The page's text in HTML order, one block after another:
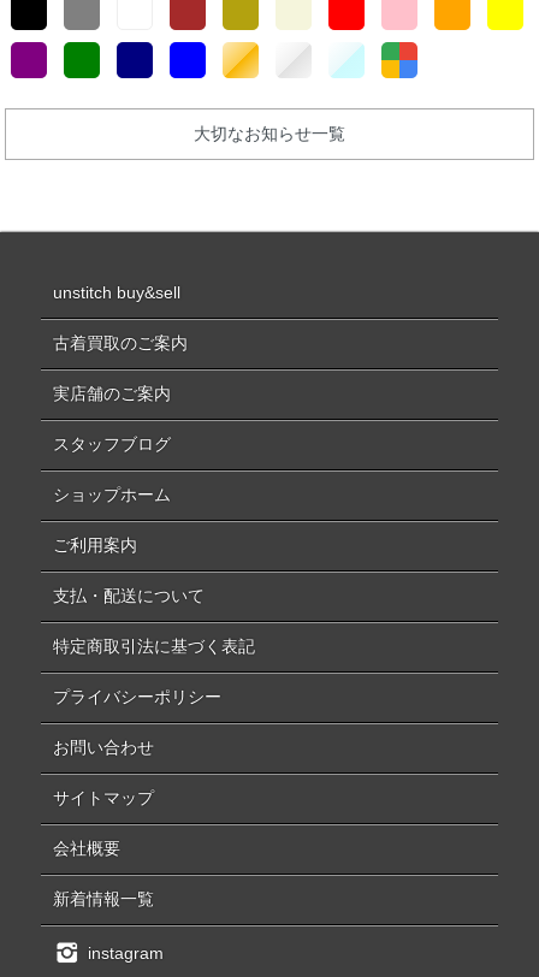
大切なお知らせ一覧
unstitch buy&sell
古着買取のご案内
実店舗のご案内
スタッフブログ
ショップホーム
ご利用案内
支払・配送について
特定商取引法に基づく表記
プライバシーポリシー
お問い合わせ
サイトマップ
会社概要
新着情報一覧
instagram